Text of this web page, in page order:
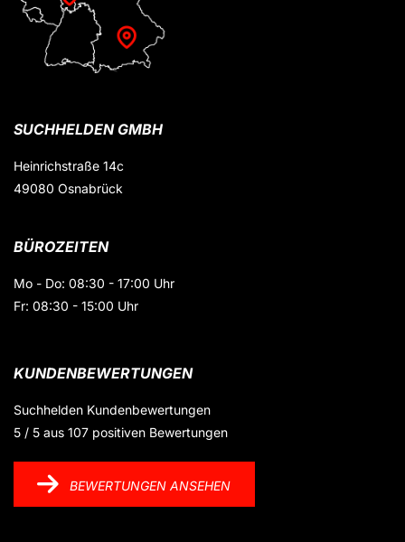
SUCHHELDEN GMBH
Heinrichstraße 14c
49080 Osnabrück
BÜROZEITEN
Mo - Do: 08:30 - 17:00 Uhr
Fr: 08:30 - 15:00 Uhr
KUNDENBEWERTUNGEN
Suchhelden Kundenbewertungen
5 / 5 aus 107 positiven Bewertungen
BEWERTUNGEN ANSEHEN